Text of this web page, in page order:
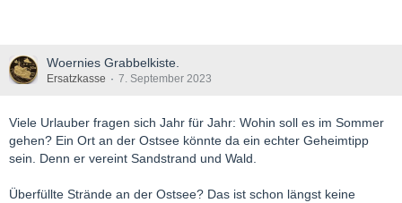
Woernies Grabbelkiste.
Ersatzkasse 7. September 2023
Viele Urlauber fragen sich Jahr für Jahr: Wohin soll es im Sommer
gehen? Ein Ort an der Ostsee könnte da ein echter Geheimtipp
sein. Denn er vereint Sandstrand und Wald.
Überfüllte Strände an der Ostsee? Das ist schon längst keine